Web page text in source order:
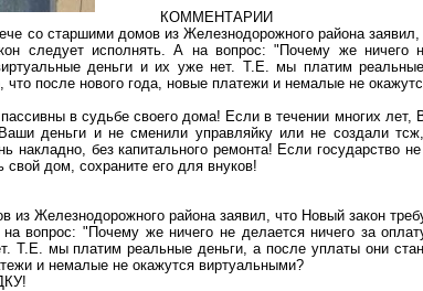
КОММЕНТАРИИ
со старшими домов из Железнодорожного района
следует исполнять. А на вопрос: "Почему же ничего
деньги и их уже нет. Т.Е. мы платим
что после нового года, новые платежи и немалые не
в судьбе своего дома! Если в течении многих лет,
деньги и не сменили управляйкуили не создалитсж
без капитального ремонта! Если государство
свой дом, сохраните его для внуков!
Железнодорожного района заявил, что Новый закон
вопрос: "Почему же ничего не делается ничего за
Т.Е. мы платим реальные деньги, а после уплаты они
и немалые не окажутся виртуальными?